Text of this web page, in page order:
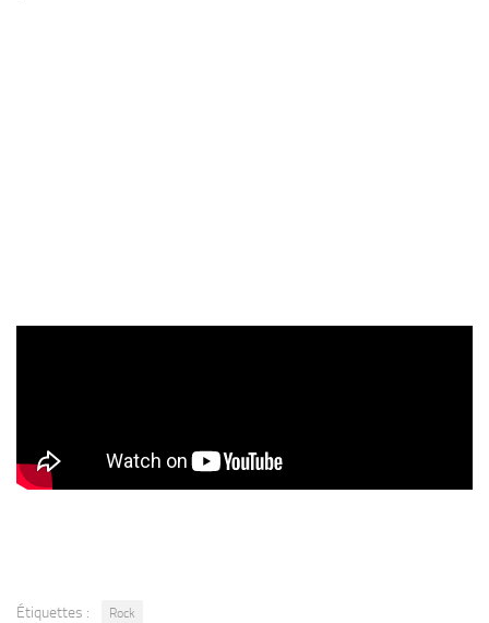
Étiquettes : Rock